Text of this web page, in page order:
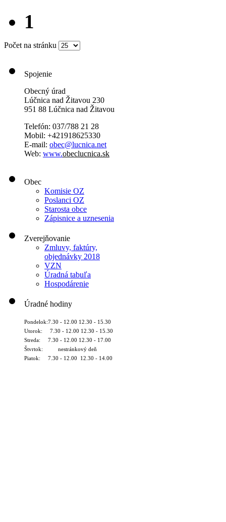
1
Počet na stránku
Spojenie
Obecný úrad
Lúčnica nad Žitavou 230
951 88 Lúčnica nad Žitavou
Telefón: 037/788 21 28
Mobil: +421918625330
E-mail: obec@lucnica.net
Web: www.obeclucnica.sk
Obec
Komisie OZ
Poslanci OZ
Starosta obce
Zápisnice a uznesenia
Zverejňovanie
Zmluvy, faktúry,
objednávky 2018
VZN
Úradná tabuľa
Hospodárenie
Úradné hodiny
Pondelok:7.30 - 12.00 12.30 - 15.30
Utorok: 7.30 - 12.00 12.30 - 15.30
Streda: 7.30 - 12.00 12.30 - 17.00
Štvrtok: nestránkový deň
Piatok: 7.30 - 12.00 12.30 - 14.00